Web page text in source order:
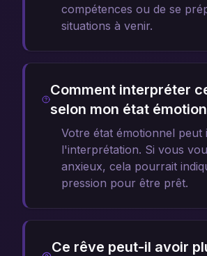
compétences ou de se
situations à venir.
Comment interpréter
selon mon état
Votre état émotionnel peut
l'interprétation. Si vous
anxieux, cela pourrait
pression pour être prêt.
Ce rêve peut-il avoir